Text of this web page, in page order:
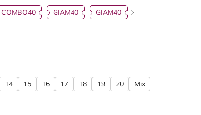
COMBO40 GIAM40 GIAM40
14 15 16 17 18 19 20 Mix